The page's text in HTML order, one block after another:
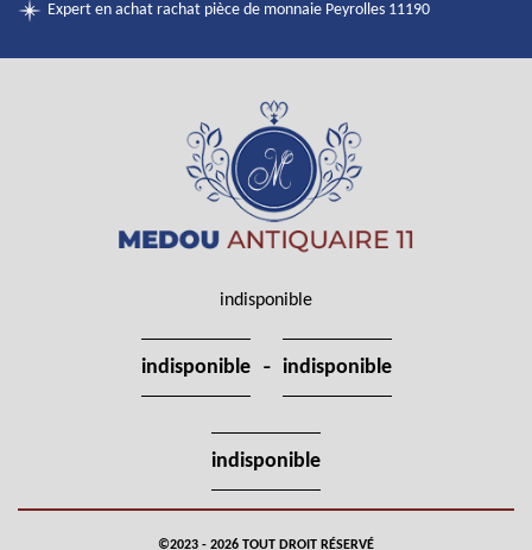
Expert en achat rachat pièce de monnaie Peyrolles 11190
indisponible
indisponible - indisponible
indisponible
©2023 - 2026 TOUT DROIT RÉSERVÉ